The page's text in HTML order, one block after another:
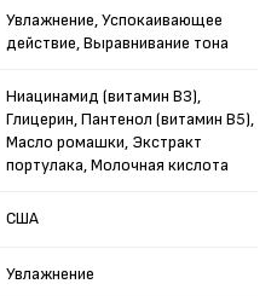
Увлажнение, Успокаивающее
действие, Выравнивание тона
Ниацинамид (витамин B3),
Глицерин, Пантенол (витамин B5),
Масло ромашки, Экстракт
портулака, Молочная кислота
США
Увлажнение